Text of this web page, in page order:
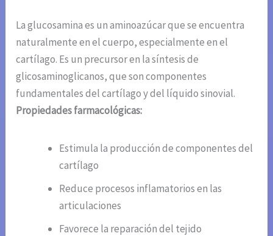
La glucosamina es un aminoazúcar que se encuentra
naturalmente en el cuerpo, especialmente en el
cartílago. Es un precursor en la síntesis de
glicosaminoglicanos, que son componentes
fundamentales del cartílago y del líquido sinovial.
Propiedades farmacológicas:
Estimula la producción de componentes del
cartílago
Reduce procesos inflamatorios en las
articulaciones
Favorece la reparación del tejido